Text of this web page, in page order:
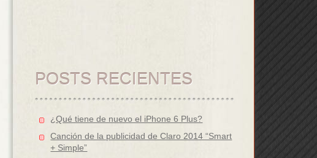
POSTS RECIENTES
¿Qué tiene de nuevo el iPhone 6 Plus?
Canción de la publicidad de Claro 2014 “Smart
+ Simple”